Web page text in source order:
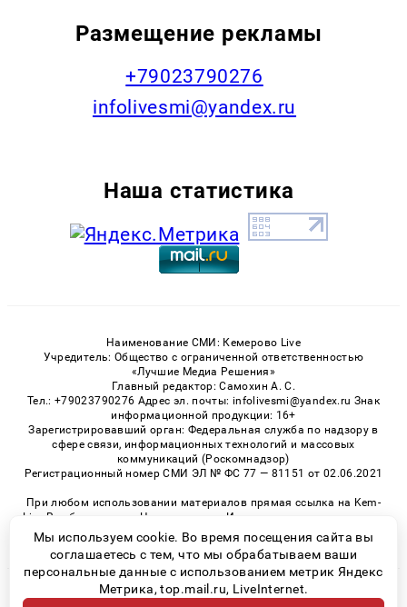
Размещение рекламы
+79023790276
infolivesmi@yandex.ru
Наша статистика
Наименование СМИ: Кемерово Live
Учредитель: Общество с ограниченной ответственностью
«Лучшие Медиа Решения»
Главный редактор: Самохин А. С.
Тел.: +79023790276 Адрес эл. почты: infolivesmi@yandex.ru Знак
информационной продукции: 16+
Зарегистрировавший орган: Федеральная служба по надзору в
сфере связи, информационных технологий и массовых
коммуникаций (Роскомнадзор)
Регистрационный номер СМИ ЭЛ № ФС 77 — 81151 от 02.06.2021
При любом использовании материалов прямая ссылка на Kem-
Live.Ru обязательна. Цитирование в Интернете возможно только
при наличии письменного разрешения.
© 2026 «Kem-Live» | Все права защищены
Мы используем cookie. Во время посещения сайта вы
соглашаетесь с тем, что мы обрабатываем ваши
персональные данные с использованием метрик Яндекс
Метрика, top.mail.ru, LiveInternet.